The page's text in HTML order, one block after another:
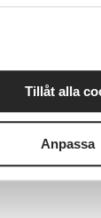
Tillåt alla
Anpassa
plats för 7-8
denna
av